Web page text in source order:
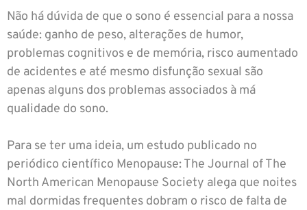
Não há dúvida de que o sono é essencial para a nossa
saúde: ganho de peso, alterações de humor,
problemas cognitivos e de memória, risco aumentado
de acidentes e até mesmo disfunção sexual são
apenas alguns dos problemas associados à má
qualidade do sono.
Para se ter uma ideia, um estudo publicado no
periódico científico Menopause: The Journal of The
North American Menopause Society alega que noites
mal dormidas frequentes dobram o risco de falta de